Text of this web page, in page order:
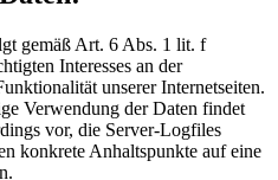
gemäß Art. 6 Abs. 1 lit. f
Interesses an der
unserer Internetseiten.
Verwendung der Daten findet
vor, die Server-Logfiles
konkrete Anhaltspunkte auf eine